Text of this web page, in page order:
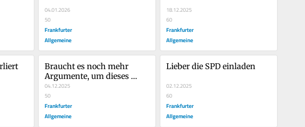
04.01.2026
50
Frankfurter
Allgemeine
18.12.2025
60
Frankfurter
Allgemeine
Braucht es noch mehr
Argumente, um dieses
Rentenpaket zu stoppen?
04.12.2025
50
Frankfurter
Allgemeine
Lieber die SPD einladen
02.12.2025
60
Frankfurter
Allgemeine